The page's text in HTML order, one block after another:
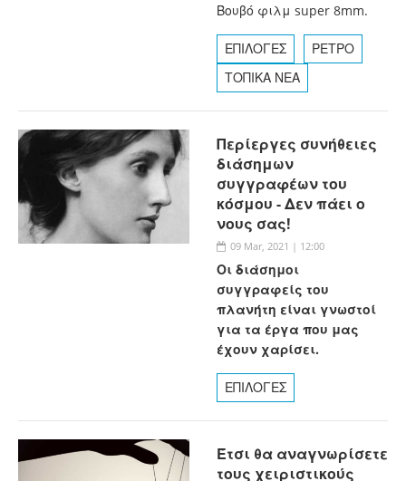
Βουβό φιλμ super 8mm.
ΕΠΙΛΟΓΕΣ
ΡΕΤΡΟ
ΤΟΠΙΚΑ ΝΕΑ
Περίεργες συνήθειες
διάσημων
συγγραφέων του
κόσμου - Δεν πάει ο
νους σας!
09 Mar, 2021 | 12:00
Οι διάσημοι
συγγραφείς του
πλανήτη είναι γνωστοί
για τα έργα που μας
έχουν χαρίσει.
ΕΠΙΛΟΓΕΣ
Έτσι θα αναγνωρίσετε
τους χειριστικούς